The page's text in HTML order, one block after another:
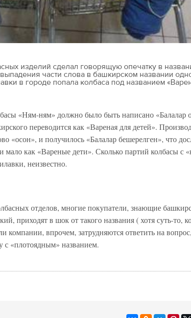
изделий сделал говорящую опечатку в
части слова в башкирском названии
в городе попала колбаса под названием
«Ням-ням» должно было быть написано «Балалар
переводится как «Вареная для детей».
«осон», и получилось «Балалар бешерелген», что
мало как «Вареные дети». Сколько партий колбасы с
неизвестно.
отделов, многие покупатели, знающие
приходят в шок от такого названия ( хотя суть-то,
компании, впрочем, затрудняются ответить на
с «плотоядным» названием.